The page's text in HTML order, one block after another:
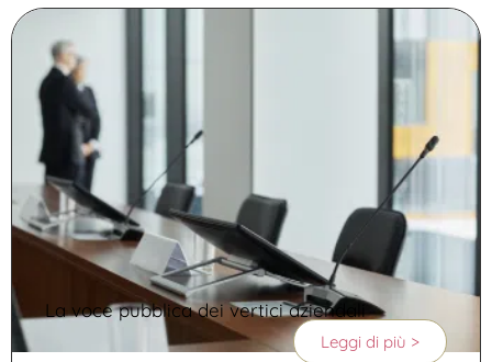
La voce pubblica dei vertici aziendali
Leggi di più >